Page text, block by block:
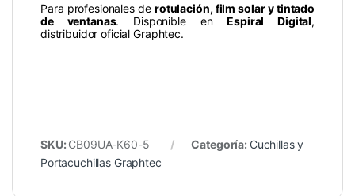
Para profesionales derotulación, film solar y tintado
de ventanas. Disponible enEspiral Digital,
distribuidor oficial Graphtec.
SKU: CB09UA-K60-5 Categoría: Cuchillas y
Portacuchillas Graphtec